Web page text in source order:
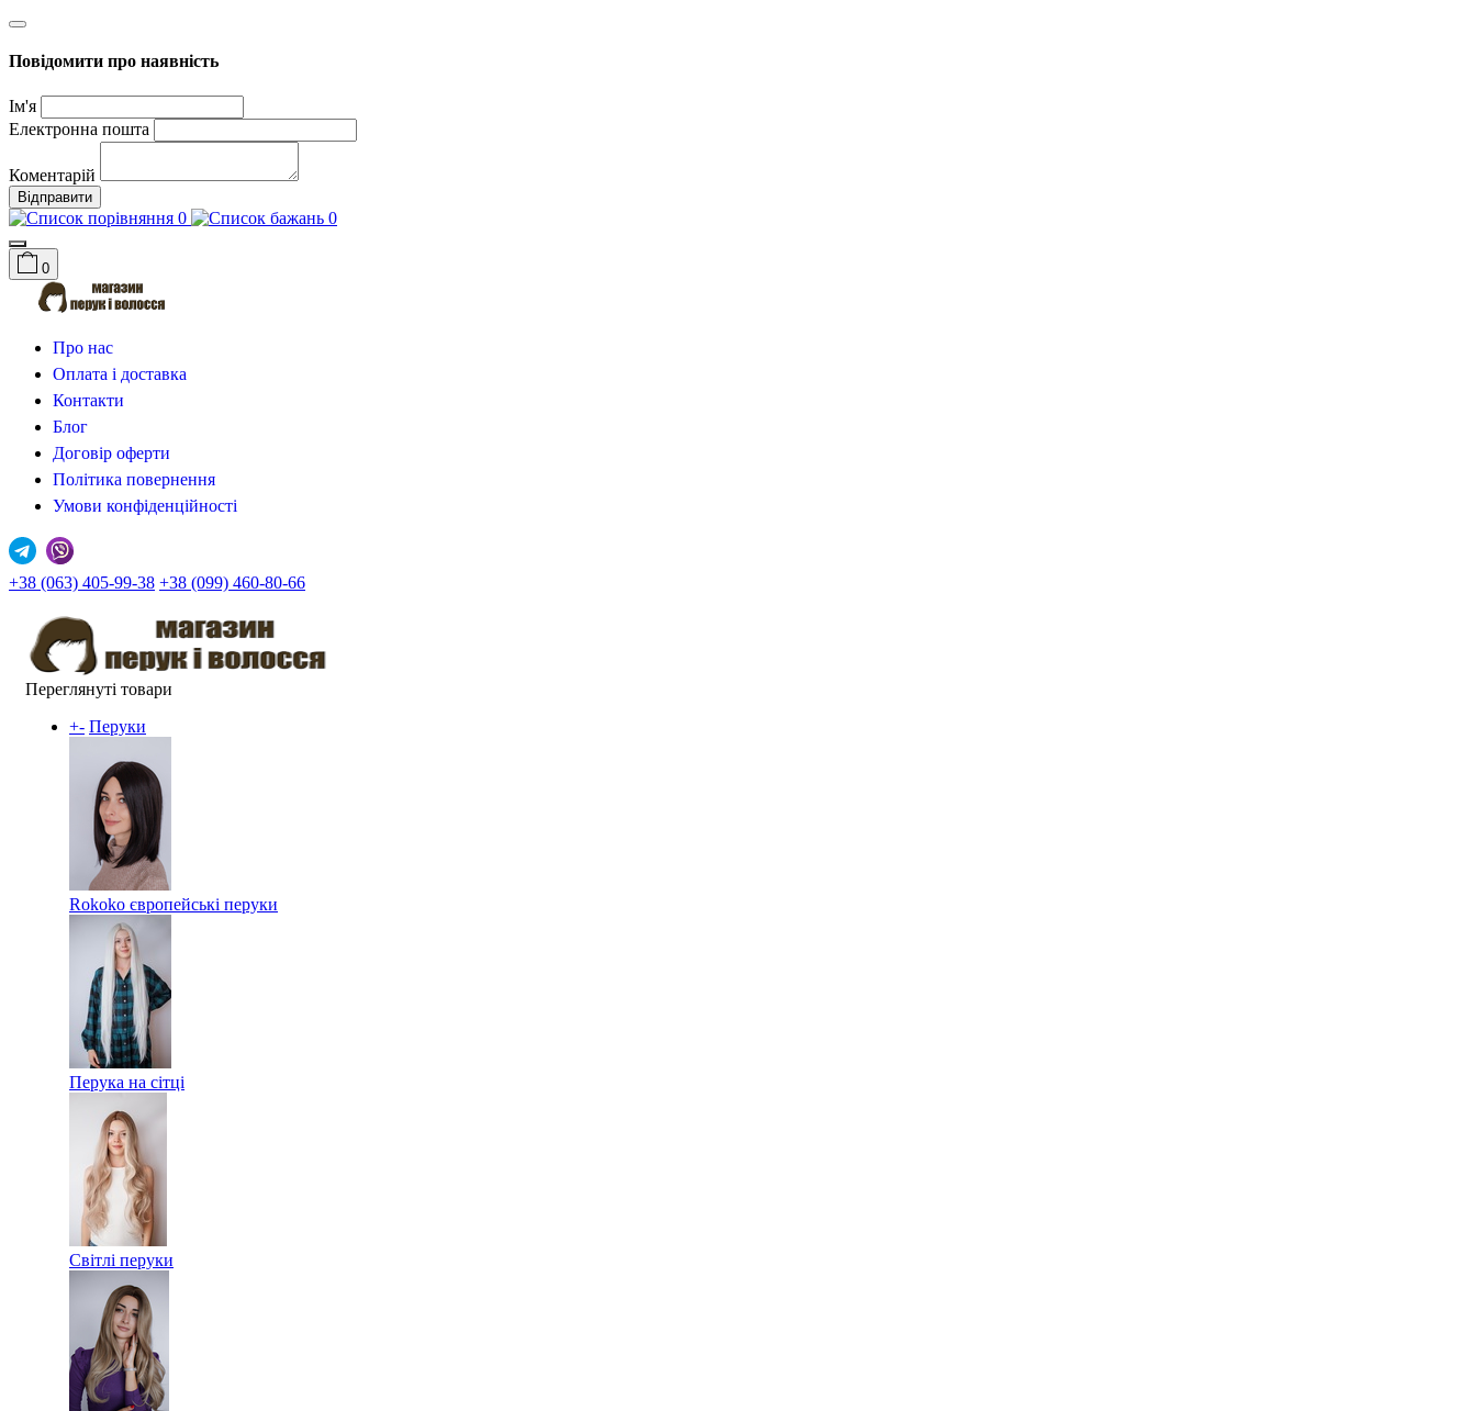
Повідомити про наявність
Ім'я
Електронна пошта
Коментарій
Відправити
0 0
0
Про нас
Оплата і доставка
Контакти
Блог
Договір оферти
Політика повернення
Умови конфіденційності
+38 (063) 405-99-38 +38 (099) 460-80-66
Переглянуті товари
+- Перуки
Rokoko європейські перуки
Перука на сітці
Світлі перуки